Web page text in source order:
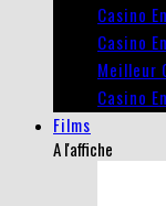
Casino
Casino
Meilleur
Casino
Films
A l'affiche